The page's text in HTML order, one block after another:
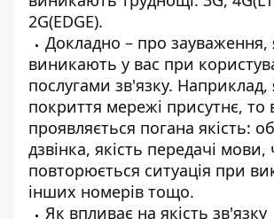
2G(EDGE).
Докладно – про зауваження,
виникають у вас при
послугами зв'язку.
покриття мережі присутнє, то
проявляється погана якість:
дзвінка, якість передачі мови,
повторюється ситуація при
інших номерів тощо.
Як впливає на якість зв'язку